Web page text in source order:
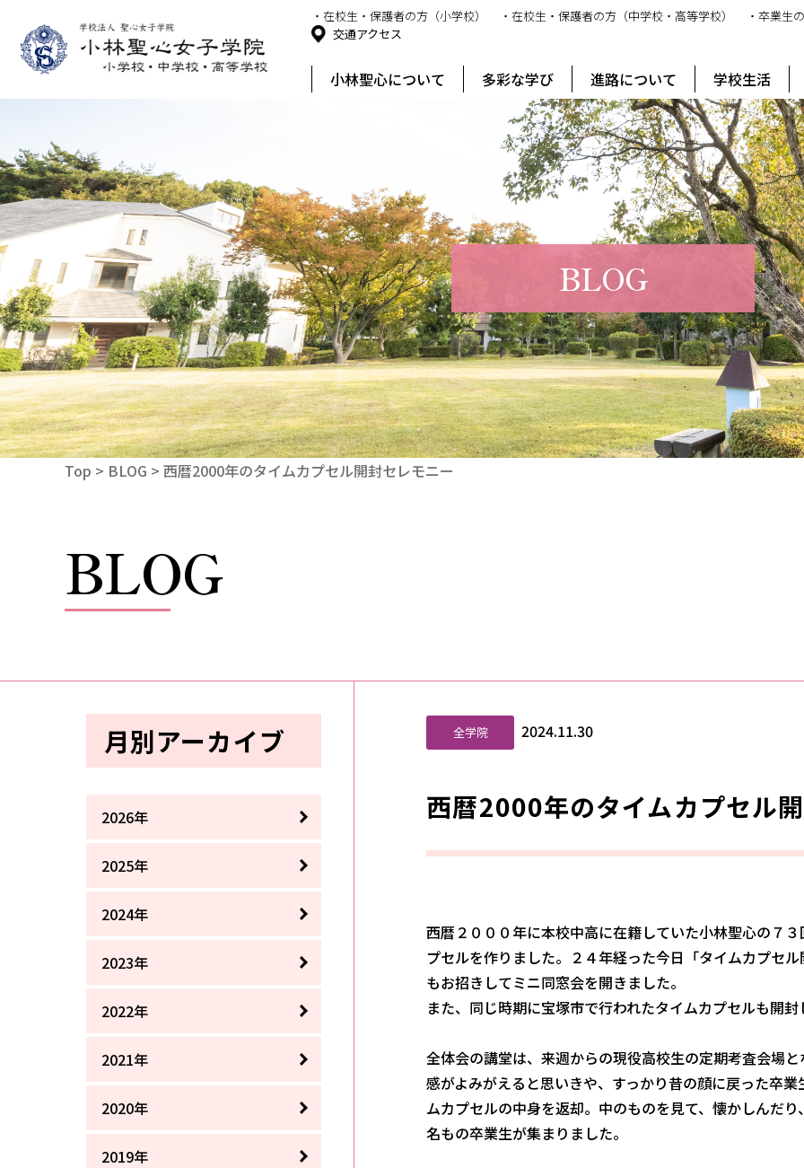
・在校生・保護者の方（小学校） ・在校生・保護者の方（中学校・高等学校） ・卒業生
交通アクセス
小林聖心について 多彩な学び 進路について 学校生活
BLOG
Top > BLOG > 西暦2000年のタイムカプセル開封セレモニー
BLOG
全学院 2024.11.30
西暦2000年のタイムカプセル
西暦２０００年に本校中高に在籍していた小林聖心の７
プセルを作りました。２４年経った今日「タイムカプセ
もお招きしてミニ同窓会を開きました。
また、同じ時期に宝塚市で行われたタイムカプセルも開
全体会の講堂は、来週からの現役高校生の定期考査会場
感がよみがえると思いきや、すっかり昔の顔に戻った卒
ムカプセルの中身を返却。中のものを見て、懐かしんだ
名もの卒業生が集まりました。
月別アーカイブ
2026年
2025年
2024年
2023年
2022年
2021年
2020年
2019年